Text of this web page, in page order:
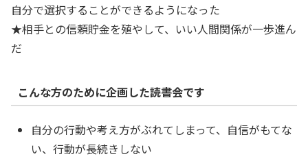
自分で選択することができるようになった
★相手との信頼貯金を殖やして、いい人間関係が一歩進ん
だ
こんな方のために企画した読書会です
自分の行動や考え方がぶれてしまって、自信がもてな
い、行動が長続きしない